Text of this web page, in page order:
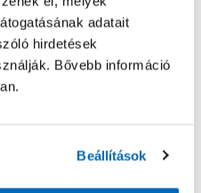
adatait
hirdetések
Bővebb információ
Beállítások